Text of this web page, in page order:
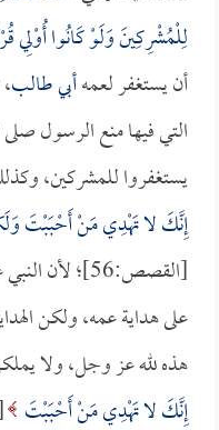
لِلْمُشْرِكِينَ وَلَوْ كَانُوا أُوْلِي
أن يستغفر لعمهأبي طالب
التي فيها منع الرسول صلى
يستغفروا للمشركين،
إِنَّكَ لا تَهْدِي مَنْ أَحْبَبْتَ
[القصص:56]؛
على هداية عمه، ولكن
هذه لله عز وجل، ولا
إِنَّكَ لا تَهْدِي مَنْ أَحْبَبْتَ